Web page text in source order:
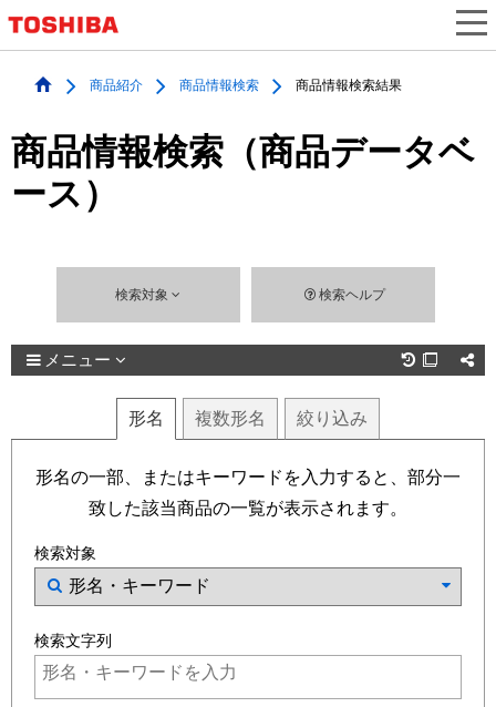
商品紹介 商品情報検索 商品情報検索結果
商品情報検索（商品データベ
ース）
検索対象 検索ヘルプ
メニュー 
形名 複数形名 絞り込み
形名の一部、またはキーワードを入力すると、部分一
致した該当商品の一覧が表示されます。
検索対象
検索文字列